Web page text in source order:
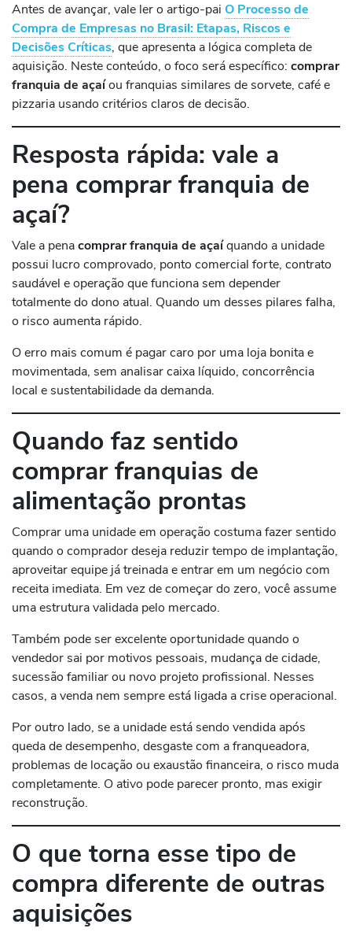
Antes de avançar, vale ler o artigo-pai O Processo de
Compra de Empresas no Brasil: Etapas, Riscos e
Decisões Críticas, que apresenta a lógica completa de
aquisição. Neste conteúdo, o foco será específico: comprar
franquia de açaíou franquias similares de sorvete, café e
pizzaria usando critérios claros de decisão.
Resposta rápida: vale a
pena comprar franquia de
açaí?
Vale a penacomprar franquia de açaíquando a unidade
possui lucro comprovado, ponto comercial forte, contrato
saudável e operação que funciona sem depender
totalmente do dono atual. Quando um desses pilares falha,
o risco aumenta rápido.
O erro mais comum é pagar caro por uma loja bonita e
movimentada, sem analisar caixa líquido, concorrência
local e sustentabilidade da demanda.
Quando faz sentido
comprar franquias de
alimentação prontas
Comprar uma unidade em operação costuma fazer sentido
quando o comprador deseja reduzir tempo de implantação,
aproveitar equipe já treinada e entrar em um negócio com
receita imediata. Em vez de começar do zero, você assume
uma estrutura validada pelo mercado.
Também pode ser excelente oportunidade quando o
vendedor sai por motivos pessoais, mudança de cidade,
sucessão familiar ou novo projeto profissional. Nesses
casos, a venda nem sempre está ligada a crise operacional.
Por outro lado, se a unidade está sendo vendida após
queda de desempenho, desgaste com a franqueadora,
problemas de locação ou exaustão financeira, o risco muda
completamente. O ativo pode parecer pronto, mas exigir
reconstrução.
O que torna esse tipo de
compra diferente de outras
aquisições